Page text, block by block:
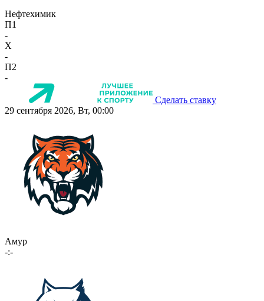
Нефтехимик
П1
-
X
-
П2
-
Сделать ставку
29 сентября 2026, Вт, 00:00
Амур
-:-